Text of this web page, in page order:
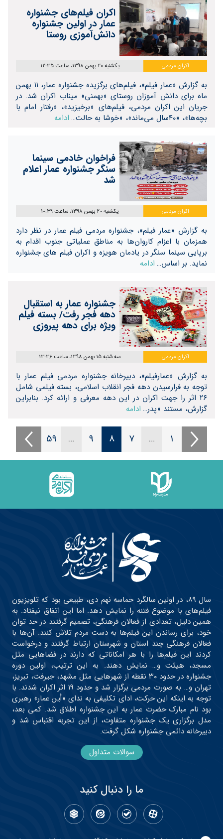
اکران فیلم‌های جشنواره
عمار در اولین جشنواره
دانش‌آموزی روستا
اکران مردمی یکشنبه 20 بهمن 1398، ساعت 12:35
به گزارش «عمار فیلم»، فیلم‌های برگزیده جشنواره عمار، ۱۱ بهمن
ماه برای دانش آموزان روستای «بهمنی» میناب اکران شد. در
جریان این اکران مردمی، فیلم‌های «برخیزید»، «رفتار امام با
بچه‌ها»، «۴۰سال می‌ماند»، «خوشا به حالت…
ادامه
فراخوان خادمی سینما
سنگر جشنواره عمار اعلام
شد
اکران مردمی یکشنبه 20 بهمن 1398، ساعت 10:39
به گزارش «عمار فیلم»، جشنواره مردمی فیلم عمار در نظر دارد
همزمان با اعزام کاروان‌ها به مناطق عملیاتی جنوب اقدام به
برپایی سینما سنگر در یادمان هویزه و اکران فیلم های جشنواره
نماید. بر اساس… ادامه
جشنواره عمار به استقبال
دهه فجر رفت/ بسته فیلم
ویژه برای دهه پیروزی
اکران مردمی سه شنبه 15 بهمن 1398، ساعت 13:36
به گزارش «عمارفیلم»، دبیرخانه جشنواره مردمی فیلم عمار با
توجه به فرارسیدن دهه فجر انقلاب اسلامی، بسته فیلمی شامل
۲۶ اثر را جهت اکران در این دهه معرفی و ارائه کرد. بنابراین
گزارش، مستند «پدر… ادامه
1
…
7
8
9
…
59
سال ۸۹، در اولین سالگرد حماسه نهم دی، طبیعی بود که تلویزیون
فیلم‌های با موضوع فتنه را نمایش دهد. اما این اتفاق نیفتاد. به
همین دلیل، تعدادی از فعالان فرهنگی، تصمیم گرفتند در حد توان
خود، برای رساندن این فیلم‌ها به دست مردم تلاش کنند. آن‌ها با
فعالان فرهنگی چند استان و شهرستان ارتباط گرفتند و درخواست
کردند این فیلم‌ها را با هر امکاناتی که دارند در فضاهایی مثل
مسجد، هیئت و… نمایش دهند. به این ترتیب، اولین دوره
جشنواره در حدود ۳۰ نقطه از شهرهایی مثل مشهد، جیرفت، تبریز،
تهران و… به صورت مردمی برگزار شد و حدود ۱۹ اثر اکران شدند. با
توجه به اینکه این حرکت، ادای تکلیفی به ندای «أین عمار» رهبری
بود نام مبارک حضرت عمار به این جشنواره اطلاق شد. کمی بعد،
مدل برگزاری یک جشنواره متفاوت، از این تجربه اقتباس شد و
دبیرخانه دائمی جشنواره شکل گرفت.
سوالات متداول
ما را دنبال کنید